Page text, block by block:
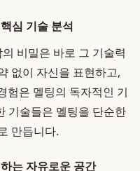
심 기술 분석
비밀은 바로 그 기술력
없이 자신을 표현하고,
험은 멜팅의 독자적인 기
기술들은 멜팅을 단순한
만듭니다.
는 자유로운 공간